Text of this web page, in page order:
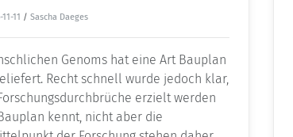
11 / Sascha Daeges
Genoms hat eine Art Bauplan
Recht schnell wurde jedoch klar,
erzielt werden
kennt, nicht aber die